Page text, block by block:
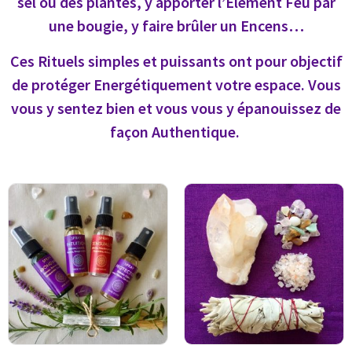
une bougie, y faire brûler un Encens…
Ces Rituels simples et puissants ont pour objectif
de protéger Energétiquement votre espace. Vous
vous y sentez bien et vous vous y épanouissez de
façon Authentique.